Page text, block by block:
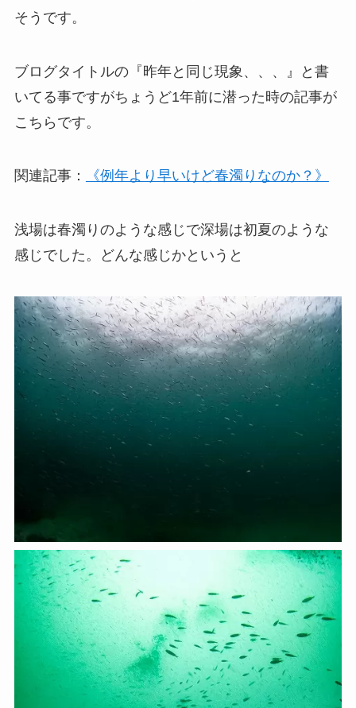
そうです。
ブログタイトルの『昨年と同じ現象、、、』と書
いてる事ですがちょうど1年前に潜った時の記事が
こちらです。
関連記事： 《例年より早いけど春濁りなのか？》
浅場は春濁りのような感じで深場は初夏のような
感じでした。どんな感じかというと